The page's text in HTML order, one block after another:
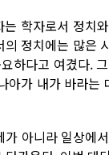
학자로서 정치
정치에는 많은
하다고 여겼다.
아가 내가 바라
아니라 일상에